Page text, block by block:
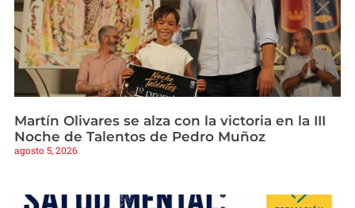
Martín Olivares se alza con la victoria en la III
Noche de Talentos de Pedro Muñoz
agosto 5, 2026